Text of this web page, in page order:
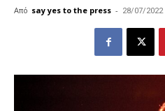
Από say yes to the press - 28/07/2022